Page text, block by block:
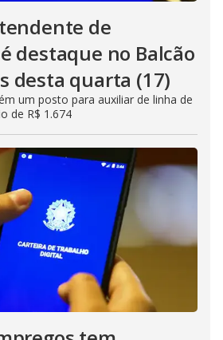
de
destaque no Balcão
desta quarta (17)
um posto para auxiliar de linha de
de R$ 1.674